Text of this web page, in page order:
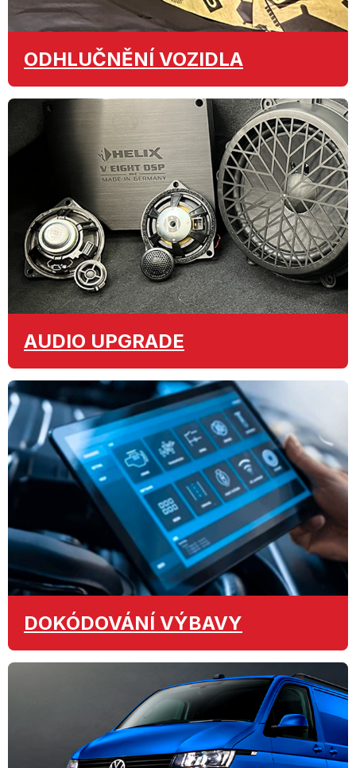
ODHLUČNĚNÍ VOZIDLA
AUDIO UPGRADE
DOKÓDOVÁNÍ VÝBAVY